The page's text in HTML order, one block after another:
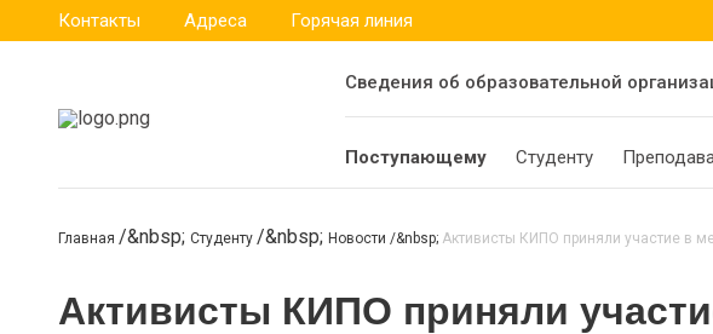
Контакты Адреса Горячая линия
Сведения об образовательной
Поступающему Студенту
Главная Студенту Новости Активисты КИПО приняли участие в
Активисты КИПО приняли